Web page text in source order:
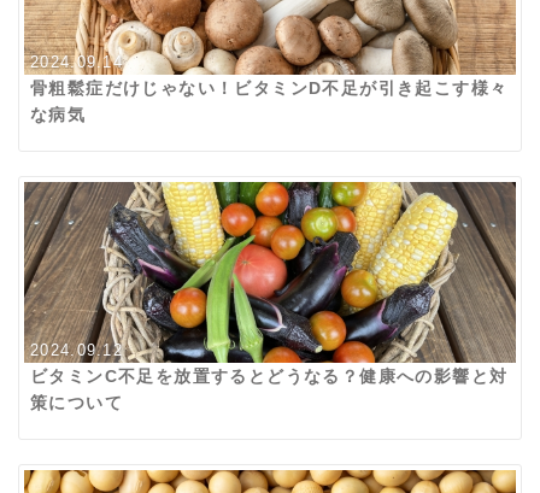
2024.09.14
骨粗鬆症だけじゃない！ビタミンD不足が引き起こす様々
な病気
2024.09.12
ビタミンC不足を放置するとどうなる？健康への影響と対
策について